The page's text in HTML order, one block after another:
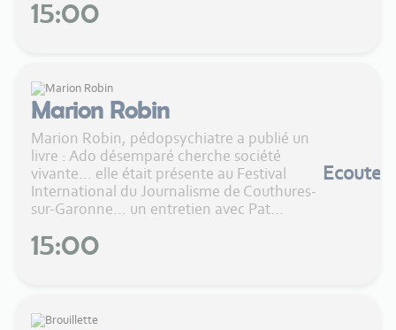
15:00
Marion Robin
Marion Robin, pédopsychiatre a publié un
livre : Ado désemparé cherche société
vivante... elle était présente au Festival
International du Journalisme de Couthures-
sur-Garonne... un entretien avec Pat...
15:00
Ecouter